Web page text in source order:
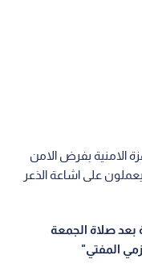
الامنية بفرض الامن
على اشاعة الذعر
بعد صلاة الجمعة
المفتي"